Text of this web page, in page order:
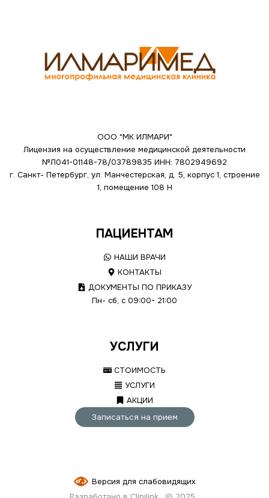
ООО "МК ИЛМАРИ"
Лицензия на осуществление медицинской деятельности
№Л041-01148-78/03789835 ИНН: 7802949692
г. Санкт- Петербург, ул. Манчестерская, д. 5, корпус 1, строение
1, помещение 108 Н
ПАЦИЕНТАМ
НАШИ ВРАЧИ
КОНТАКТЫ
ДОКУМЕНТЫ ПО ПРИКАЗУ
Пн- сб, с 09:00- 21:00
УСЛУГИ
СТОИМОСТЬ
УСЛУГИ
АКЦИИ
Записаться на прием
Версия для слабовидящих